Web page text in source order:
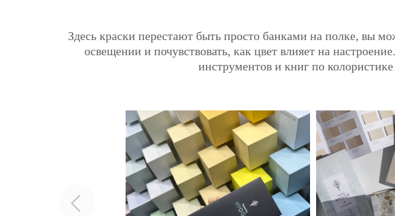
Здесь краски перестают быть просто банками на полке, вы
освещении и почувствовать, как цвет влияет на
инструментов и книг по